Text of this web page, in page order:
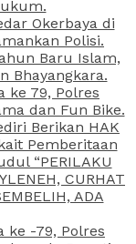
Okerbaya di
Polisi.
Baru Islam,
Bhayangkara.
ke 79, Polres
dan Fun Bike.
Berikan HAK
Pemberitaan
“PERILAKU
CURHAT
ADA
ke -79, Polres